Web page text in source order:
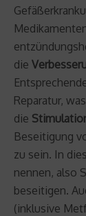
die
Reparatur,
die
Beseitigung
zu sein. In
nennen, also
beseitigen.
(inklusive